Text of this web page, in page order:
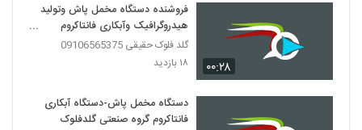
۰۰:۲۸
فروشنده دستگاه مخمل پاش وتولید
هیدروگرافیک وآبکاری فانتاکروم
09362022208
گلد فلوک حقیقی 09106565375
۱۸ بازدید
دستگاه مخمل پاش-دستگاه آبکاری
فانتاکروم گروه صنعتی گلدفلوک